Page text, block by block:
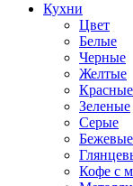
Кухни
Цвет
Белые
Черные
Желтые
Красные
Зеленые
Серые
Бежевые
Кофе с